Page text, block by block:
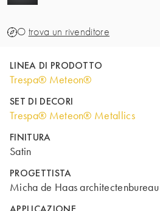
O trova un rivenditore
LINEA DI PRODOTTO
Trespa® Meteon®
SET DI DECORI
Trespa® Meteon® Metallics
FINITURA
Satin
PROGETTISTA
Micha de Haas architectenbureau